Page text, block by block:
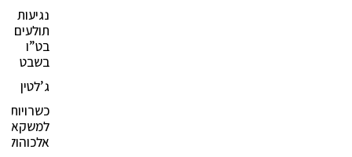
נגיעות
תולעים
בט”ו
בשבט
ג’לטין
כשרויות
למשקאות